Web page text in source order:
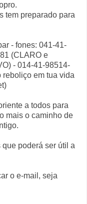
tem preparado para
- fones: 041-41-
(CLARO e
- 014-41-98514-
reboliço em tua vida
a todos para
mais o caminho de
poderá ser útil a
o e-mail, seja